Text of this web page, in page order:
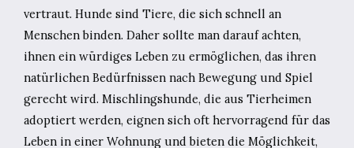
vertraut. Hunde sind Tiere, die sich schnell an
Menschen binden. Daher sollte man darauf achten,
ihnen ein würdiges Leben zu ermöglichen, das ihren
natürlichen Bedürfnissen nach Bewegung und Spiel
gerecht wird. Mischlingshunde, die aus Tierheimen
adoptiert werden, eignen sich oft hervorragend für das
Leben in einer Wohnung und bieten die Möglichkeit,